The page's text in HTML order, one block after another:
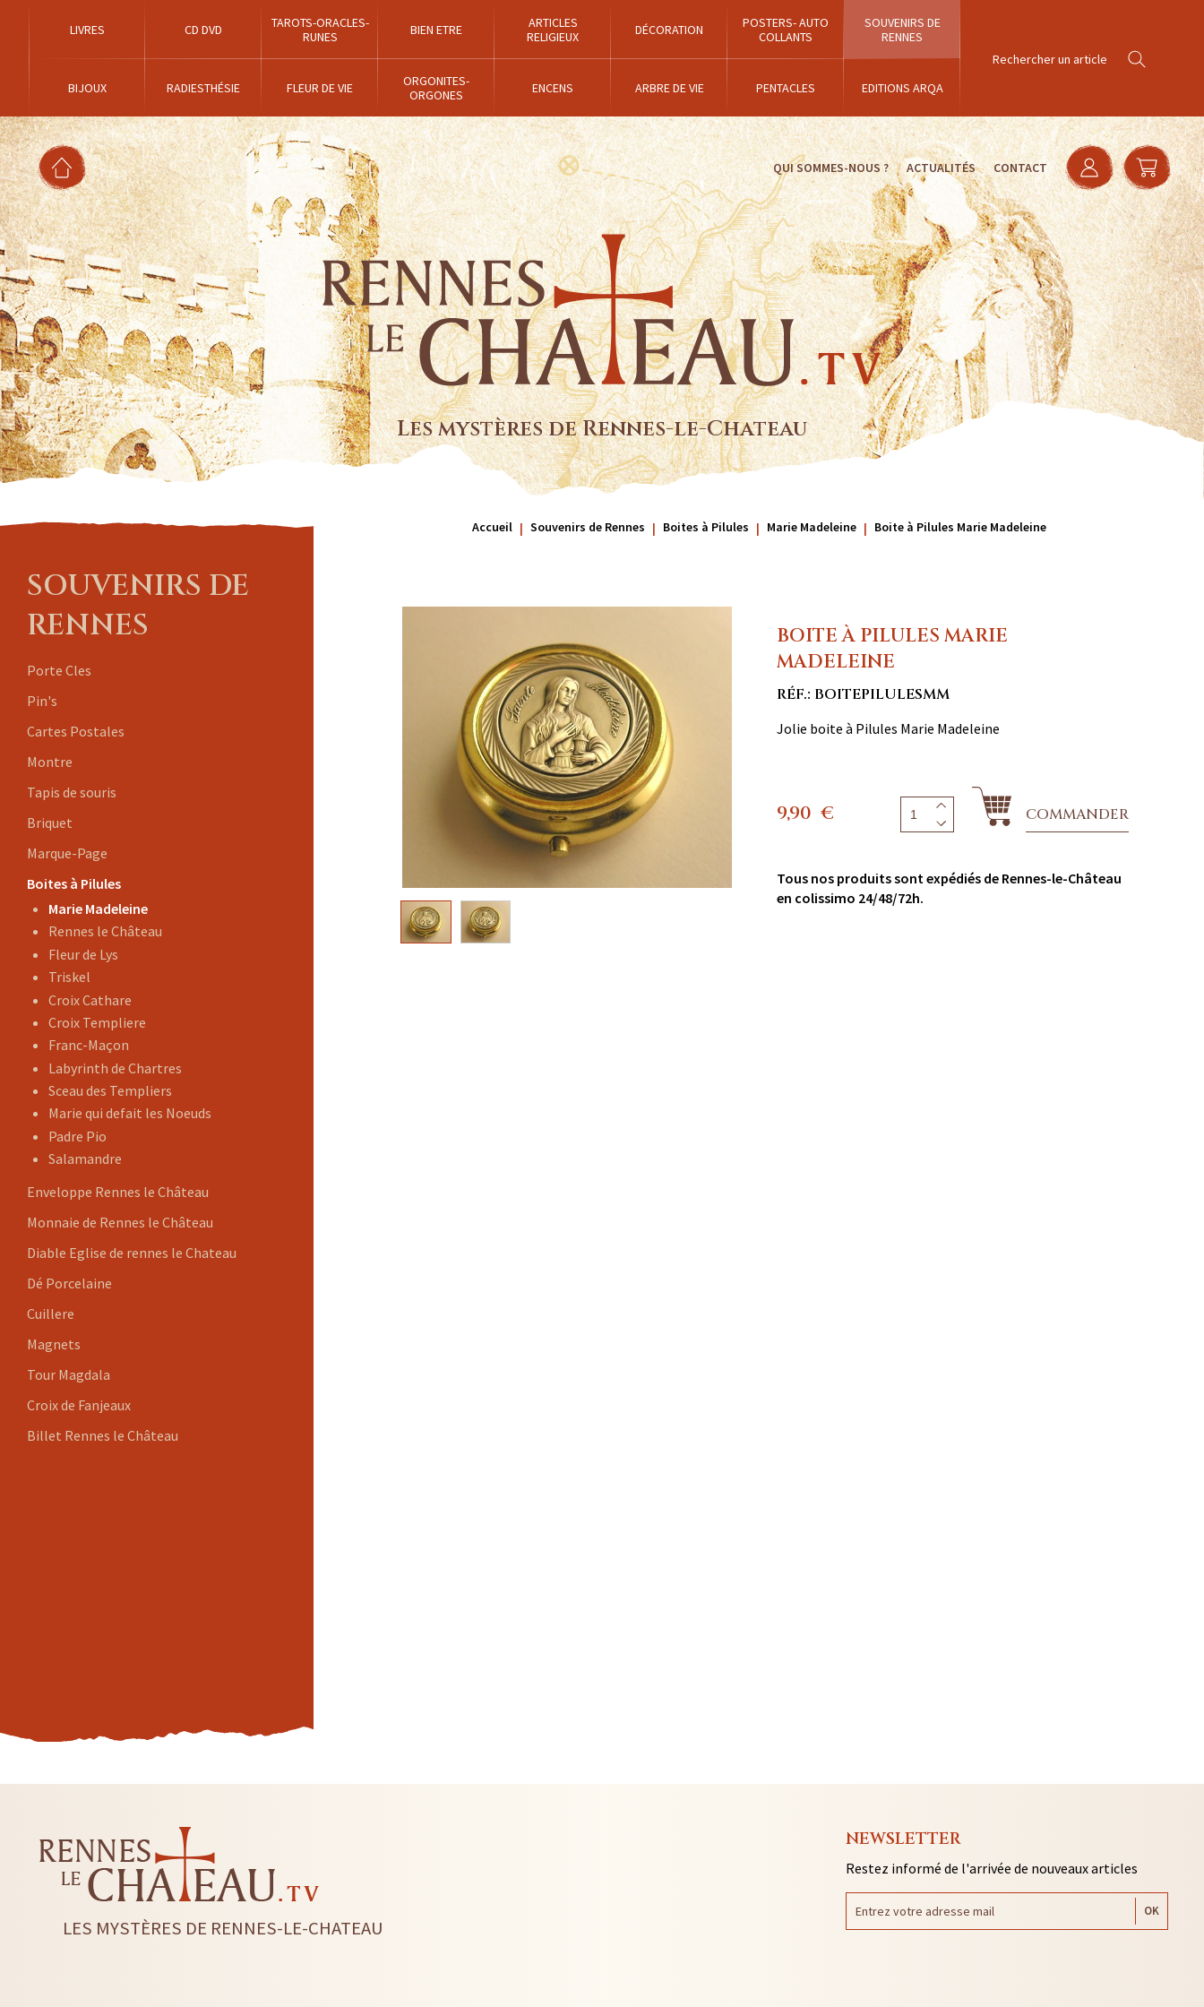
LIVRES CD DVD
TAROTS-ORACLES-
RUNES
BIEN ETRE
ARTICLES
RELIGIEUX
DÉCORATION
POSTERS- AUTO
COLLANTS
SOUVENIRS DE
RENNES
BIJOUX RADIESTHÉSIE FLEUR DE VIE
ORGONITES-
ORGONES
ENCENS ARBRE DE VIE PENTACLES EDITIONS ARQA
QUI SOMMES-NOUS ? ACTUALITÉS CONTACT
Les mystères de Rennes-le-Chateau
SOUVENIRS DE
RENNES
Porte Cles
Pin's
Cartes Postales
Montre
Tapis de souris
Briquet
Marque-Page
Boites à Pilules
Marie Madeleine
Rennes le Château
Fleur de Lys
Triskel
Croix Cathare
Croix Templiere
Franc-Maçon
Labyrinth de Chartres
Sceau des Templiers
Marie qui defait les Noeuds
Padre Pio
Salamandre
Enveloppe Rennes le Château
Monnaie de Rennes le Château
Diable Eglise de rennes le Chateau
Dé Porcelaine
Cuillere
Magnets
Tour Magdala
Croix de Fanjeaux
Billet Rennes le Château
Accueil Souvenirs de Rennes Boites à Pilules Marie Madeleine Boite à Pilules Marie Madeleine
BOITE À PILULES MARIE
MADELEINE
RÉF.: BOITEPILULESMM
Jolie boite à Pilules Marie Madeleine
9,90 € COMMANDER
Tous nos produits sont expédiés de Rennes-le-Château
en colissimo 24/48/72h.
LES MYSTÈRES DE RENNES-LE-CHATEAU
NEWSLETTER
Restez informé de l'arrivée de nouveaux articles